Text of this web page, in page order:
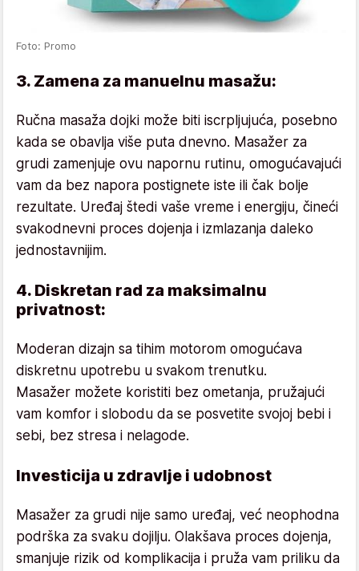
Foto: Promo
3. Zamena za manuelnu masažu:
Ručna masaža dojki može biti iscrpljujuća, posebno
kada se obavlja više puta dnevno. Masažer za
grudi zamenjuje ovu napornu rutinu, omogućavajući
vam da bez napora postignete iste ili čak bolje
rezultate. Uređaj štedi vaše vreme i energiju, čineći
svakodnevni proces dojenja i izmlazanja daleko
jednostavnijim.
4. Diskretan rad za maksimalnu
privatnost:
Moderan dizajn sa tihim motorom omogućava
diskretnu upotrebu u svakom trenutku.
Masažer možete koristiti bez ometanja, pružajući
vam komfor i slobodu da se posvetite svojoj bebi i
sebi, bez stresa i nelagode.
Investicija u zdravlje i udobnost
Masažer za grudi nije samo uređaj, već neophodna
podrška za svaku dojilju. Olakšava proces dojenja,
smanjuje rizik od komplikacija i pruža vam priliku da